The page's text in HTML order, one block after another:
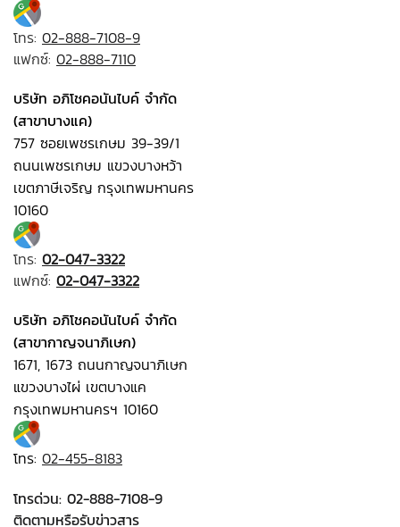
โทร: 02-888-7108-9
แฟกซ์: 02-888-7110
บริษัท อภิโชคอนันไบค์ จำกัด
(สาขาบางแค)
757 ซอยเพชรเกษม 39-39/1
ถนนเพชรเกษม แขวงบางหว้า
เขตภาษีเจริญ กรุงเทพมหานคร
10160
โทร: 02-047-3322
แฟกซ์: 02-047-3322
บริษัท อภิโชคอนันไบค์ จำกัด
(สาขากาญจนาภิเษก)
1671, 1673 ถนนกาญจนาภิเษก
แขวงบางไผ่ เขตบางแค
กรุงเทพมหานครฯ 10160
โทร: 02-455-8183
โทรด่วน: 02-888-7108-9
ติดตามหรือรับข่าวสาร